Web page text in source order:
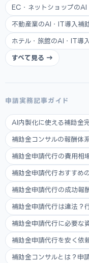
EC・ネットショップの
不動産業のAI・IT導入補
ホテル・旅館のAI・IT導
すべて見る →
申請実務記事ガイド
AI内製化に使える補助金
補助金コンサルの報酬体
補助金申請代行の費用相
補助金申請代行おすすめ
補助金申請代行の成功報
補助金申請代行は違法？
補助金申請代行に必要な
補助金申請代行を安く依
補助金コンサルとは？申